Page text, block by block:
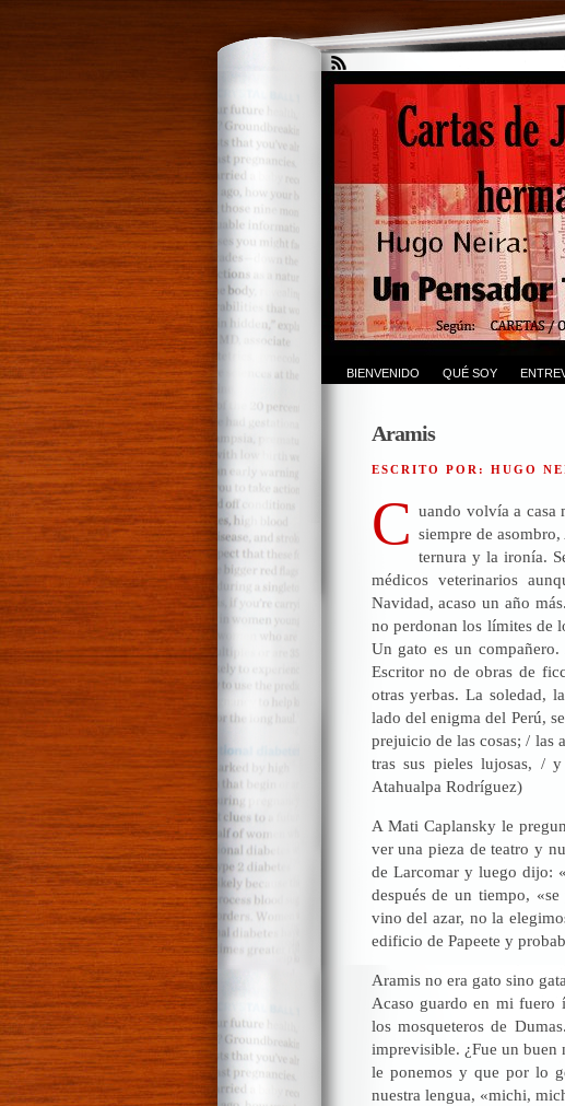
BIENVENIDO QUÉ SOY
Aramis
ESCRITO POR: HUGO
C uando volvía a casa
siempre de
ternura y la ironía.
médicos veterinarios
Navidad, acaso un año
no perdonan los límites de
Un gato es un
Escritor no de obras de
otras yerbas. La soledad,
lado del enigma del Perú,
prejuicio de las cosas; / las
tras sus pieles lujosas, /
Atahualpa Rodríguez)
A Mati Caplansky le
ver una pieza de teatro y
de Larcomar y luego dijo:
después de un tiempo,
vino del azar, no la
edificio de Papeete y
Aramis no era gato sino
Acaso guardo en mi fuero
los mosqueteros de
imprevisible. ¿Fue un buen
le ponemos y que por lo
nuestra lengua, «michi,